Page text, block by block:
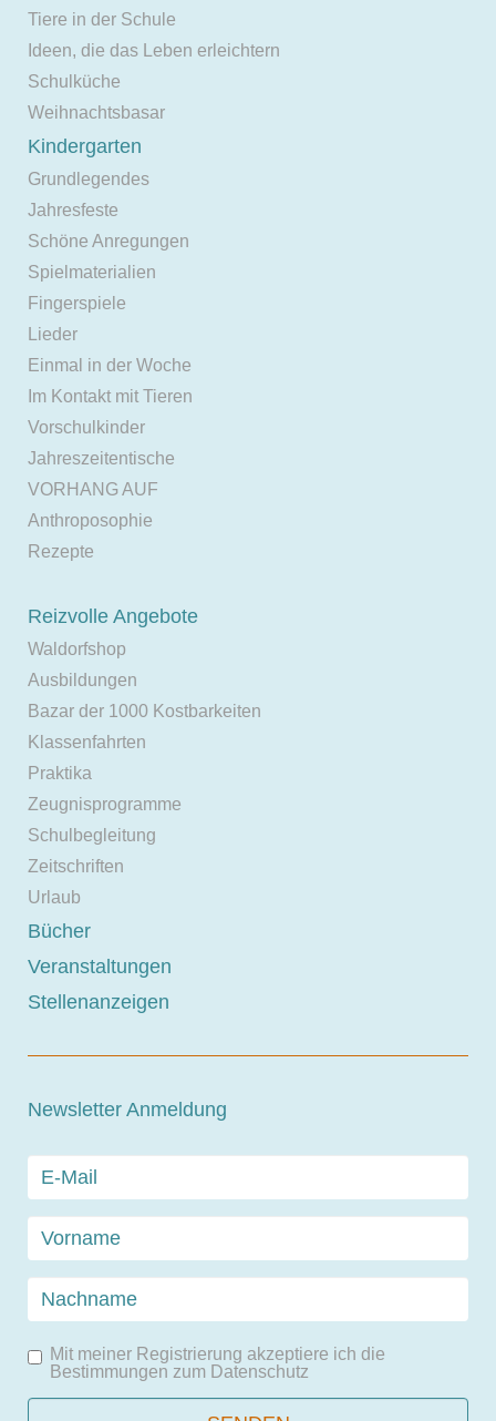
Tiere in der Schule
Ideen, die das Leben erleichtern
Schulküche
Weihnachtsbasar
Kindergarten
Grundlegendes
Jahresfeste
Schöne Anregungen
Spielmaterialien
Fingerspiele
Lieder
Einmal in der Woche
Im Kontakt mit Tieren
Vorschulkinder
Jahreszeitentische
VORHANG AUF
Anthroposophie
Rezepte
Reizvolle Angebote
Waldorfshop
Ausbildungen
Bazar der 1000 Kostbarkeiten
Klassenfahrten
Praktika
Zeugnisprogramme
Schulbegleitung
Zeitschriften
Urlaub
Bücher
Veranstaltungen
Stellenanzeigen
Newsletter Anmeldung
Mit meiner Registrierung akzeptiere ich die
Bestimmungen zum Datenschutz